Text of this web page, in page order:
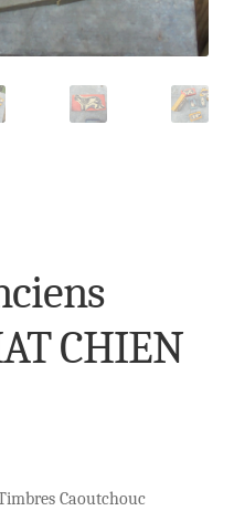
CHIEN
Caoutchouc